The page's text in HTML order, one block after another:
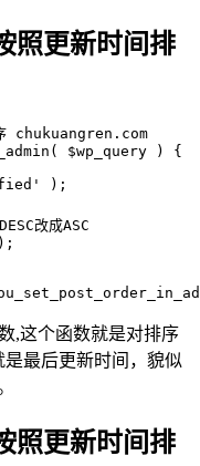
照更新时间排
chukuangren.com
$wp_query ) {
);
改成ASC
);
,这个函数就是对排序
是最后更新时间，貌似
照更新时间排